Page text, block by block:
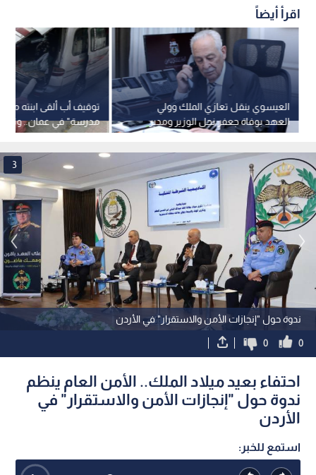
اقرأ أيضاً
توقيف أب ألقى ابنته من
مدرسة" في عمان..
الإيذاء والعنف الأسري
العيسوي ينقل تعازي الملك وولي
العهد بوفاة جعفر نجل الوزير ومدير
المخابرات الأسبق نذير رشيد
ندوة حول "إنجازات الأمن والاستقرار" في الأردن
3
0
0
احتفاء بعيد ميلاد الملك.. الأمن العام ينظم
ندوة حول "إنجازات الأمن والاستقرار" في
الأردن
استمع للخبر: